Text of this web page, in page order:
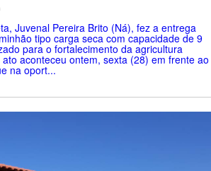
Juvenal Pereira Brito (Ná), fez a entrega
tipo carga seca com capacidade de 9
para o fortalecimento da agricultura
aconteceu ontem, sexta (28) em frente ao
na oport...